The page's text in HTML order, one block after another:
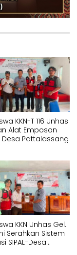
KKN-T 116 Unhas
Alat Emposan
Desa Pattalassang
KKN Unhas Gel.
Serahkan Sistem
SIPAL-Desa